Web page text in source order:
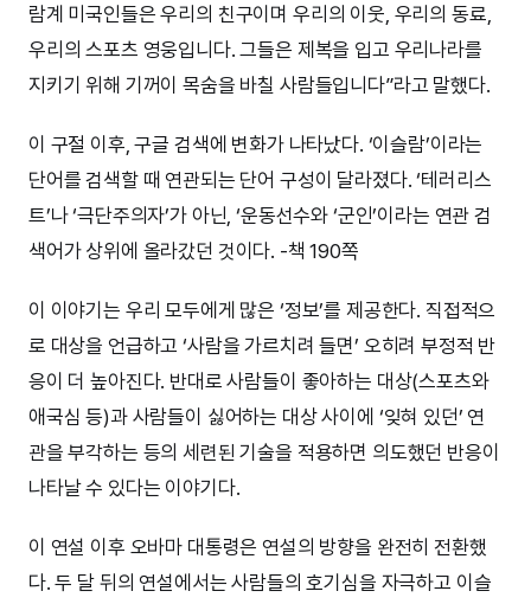
람계 미국인들은 우리의 친구이며 우리의 이웃, 우리의 동료,
우리의 스포츠 영웅입니다. 그들은 제복을 입고 우리나라를
지키기 위해 기꺼이 목숨을 바칠 사람들입니다”라고 말했다.
이 구절 이후, 구글 검색에 변화가 나타났다. ‘이슬람’이라는
단어를 검색할 때 연관되는 단어 구성이 달라졌다. ‘테러리스
트’나 ‘극단주의자’가 아닌, ‘운동선수와 ‘군인’이라는 연관 검
색어가 상위에 올라갔던 것이다. -책 190쪽
이 이야기는 우리 모두에게 많은 ‘정보’를 제공한다. 직접적으
로 대상을 언급하고 ‘사람을 가르치려 들면’ 오히려 부정적 반
응이 더 높아진다. 반대로 사람들이 좋아하는 대상(스포츠와
애국심 등)과 사람들이 싫어하는 대상 사이에 ‘잊혀 있던’ 연
관을 부각하는 등의 세련된 기술을 적용하면 의도했던 반응이
나타날 수 있다는 이야기다.
이 연설 이후 오바마 대통령은 연설의 방향을 완전히 전환했
다. 두 달 뒤의 연설에서는 사람들의 호기심을 자극하고 이슬